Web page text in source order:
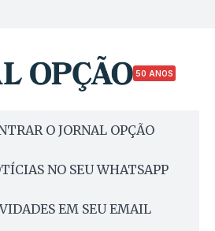
50 ANOS
O JORNAL OPÇÃO
NO SEU WHATSAPP
EM SEU EMAIL